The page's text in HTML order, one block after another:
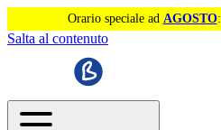
Orario speciale ad AGOSTO:
Salta al contenuto